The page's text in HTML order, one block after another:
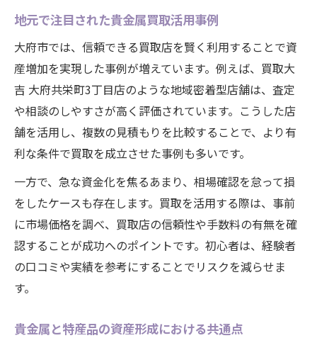
地元で注目された貴金属買取活用事例
大府市では、信頼できる買取店を賢く利用することで資
産増加を実現した事例が増えています。例えば、買取大
吉 大府共栄町3丁目店のような地域密着型店舗は、査定
や相談のしやすさが高く評価されています。こうした店
舗を活用し、複数の見積もりを比較することで、より有
利な条件で買取を成立させた事例も多いです。
一方で、急な資金化を焦るあまり、相場確認を怠って損
をしたケースも存在します。買取を活用する際は、事前
に市場価格を調べ、買取店の信頼性や手数料の有無を確
認することが成功へのポイントです。初心者は、経験者
の口コミや実績を参考にすることでリスクを減らせま
す。
貴金属と特産品の資産形成における共通点